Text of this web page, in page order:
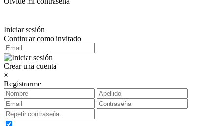
Iniciar sesión
Continuar como invitado
Crear una cuenta
×
Registrarme